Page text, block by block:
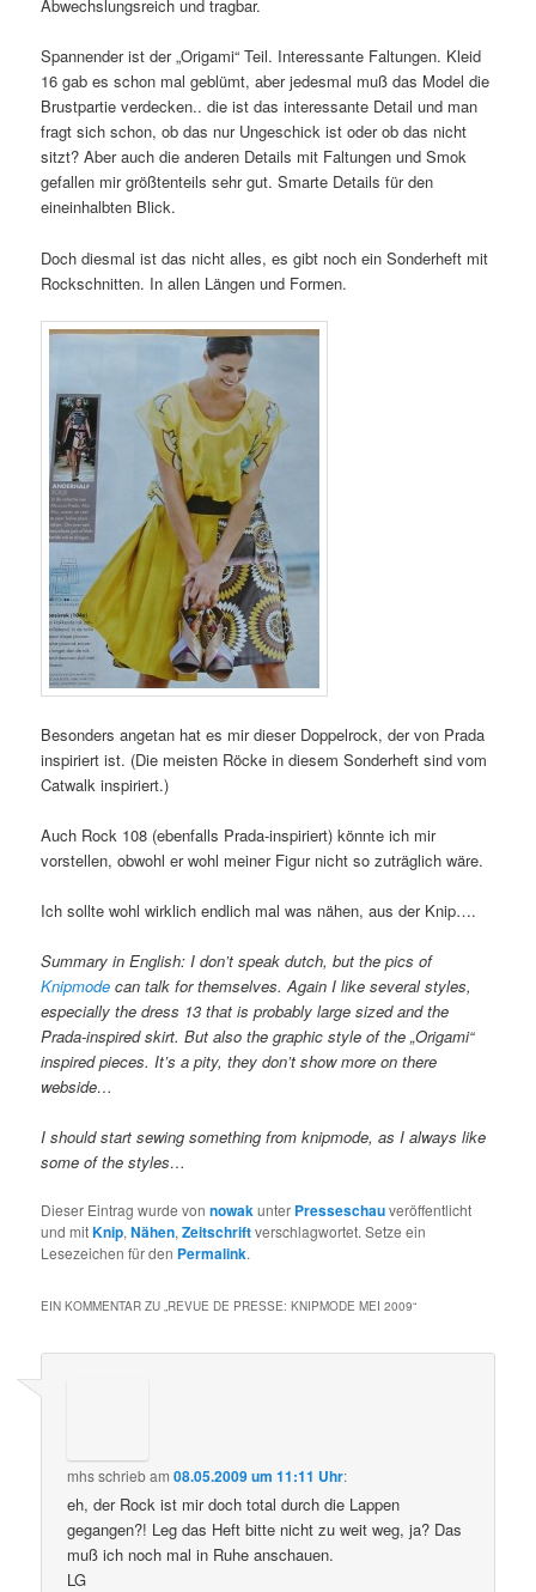
Abwechslungsreich und tragbar.
Spannender ist der „Origami“ Teil. Interessante Faltungen. Kleid
16 gab es schon mal geblümt, aber jedesmal muß das Model die
Brustpartie verdecken.. die ist das interessante Detail und man
fragt sich schon, ob das nur Ungeschick ist oder ob das nicht
sitzt? Aber auch die anderen Details mit Faltungen und Smok
gefallen mir größtenteils sehr gut. Smarte Details für den
eineinhalbten Blick.
Doch diesmal ist das nicht alles, es gibt noch ein Sonderheft mit
Rockschnitten. In allen Längen und Formen.
Besonders angetan hat es mir dieser Doppelrock, der von Prada
inspiriert ist. (Die meisten Röcke in diesem Sonderheft sind vom
Catwalk inspiriert.)
Auch Rock 108 (ebenfalls Prada-inspiriert) könnte ich mir
vorstellen, obwohl er wohl meiner Figur nicht so zuträglich wäre.
Ich sollte wohl wirklich endlich mal was nähen, aus der Knip….
Summary in English: I don’t speak dutch, but the pics of
Knipmode can talk for themselves. Again I like several styles,
especially the dress 13 that is probably large sized and the
Prada-inspired skirt. But also the graphic style of the „Origami“
inspired pieces. It’s a pity, they don’t show more on there
webside…
I should start sewing something from knipmode, as I always like
some of the styles…
Dieser Eintrag wurde vonnowakunter Presseschauveröffentlicht
und mitKnip,Nähen,Zeitschriftverschlagwortet. Setze ein
Lesezeichen für den Permalink.
EIN KOMMENTAR ZU „ REVUE DE PRESSE: KNIPMODE MEI 2009“
mhsschriebam08.05.2009 um 11:11 Uhr:
eh, der Rock ist mir doch total durch die Lappen
gegangen?! Leg das Heft bitte nicht zu weit weg, ja? Das
muß ich noch mal in Ruhe anschauen.
LG